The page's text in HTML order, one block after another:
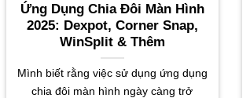
Ứng Dụng Chia Đôi Màn Hình
2025: Dexpot, Corner Snap,
WinSplit & Thêm
Mình biết rằng việc sử dụng ứng dụng
chia đôi màn hình ngày càng trở